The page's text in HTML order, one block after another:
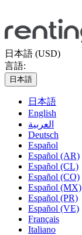
日本語 (USD)
言語:
日本語
日本語
English
العربية
Deutsch
Español
Español (AR)
Español (CL)
Español (CO)
Español (MX)
Español (PR)
Español (VE)
Français
Italiano